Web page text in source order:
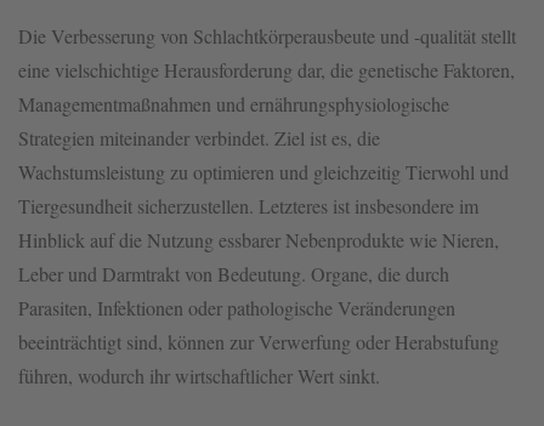
Die Verbesserung von Schlachtkörperausbeute und -qualität stellt
eine vielschichtige Herausforderung dar, die genetische Faktoren,
Managementmaßnahmen und ernährungsphysiologische
Strategien miteinander verbindet. Ziel ist es, die
Wachstumsleistung zu optimieren und gleichzeitig Tierwohl und
Tiergesundheit sicherzustellen. Letzteres ist insbesondere im
Hinblick auf die Nutzung essbarer Nebenprodukte wie Nieren,
Leber und Darmtrakt von Bedeutung. Organe, die durch
Parasiten, Infektionen oder pathologische Veränderungen
beeinträchtigt sind, können zur Verwerfung oder Herabstufung
führen, wodurch ihr wirtschaftlicher Wert sinkt.